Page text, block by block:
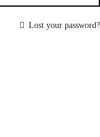
Lost your password?